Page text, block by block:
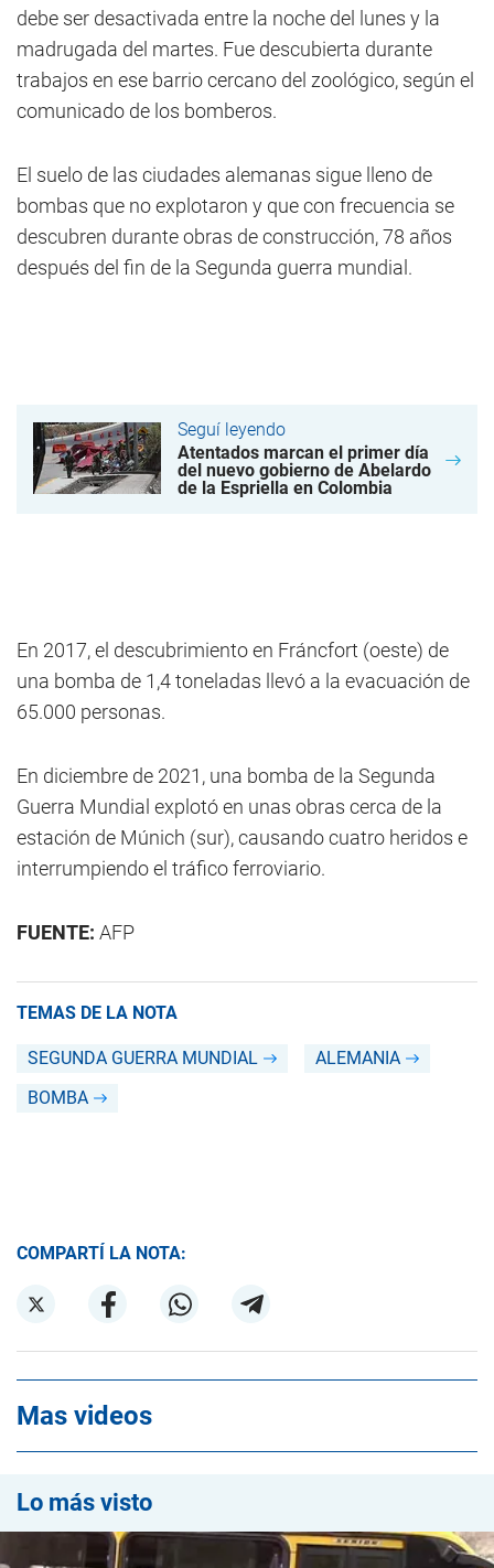
debe ser desactivada entre la noche del lunes y la
madrugada del martes. Fue descubierta durante
trabajos en ese barrio cercano del zoológico, según el
comunicado de los bomberos.
El suelo de las ciudades alemanas sigue lleno de
bombas que no explotaron y que con frecuencia se
descubren durante obras de construcción, 78 años
después del fin de la Segunda guerra mundial.
Seguí leyendo
Atentados marcan el primer día
del nuevo gobierno de Abelardo
de la Espriella en Colombia
En 2017, el descubrimiento en Fráncfort (oeste) de
una bomba de 1,4 toneladas llevó a la evacuación de
65.000 personas.
En diciembre de 2021, una bomba de la Segunda
Guerra Mundial explotó en unas obras cerca de la
estación de Múnich (sur), causando cuatro heridos e
interrumpiendo el tráfico ferroviario.
FUENTE: AFP
TEMAS DE LA NOTA
SEGUNDA GUERRA MUNDIAL
ALEMANIA
BOMBA
COMPARTÍ LA NOTA:
Mas videos
Lo más visto